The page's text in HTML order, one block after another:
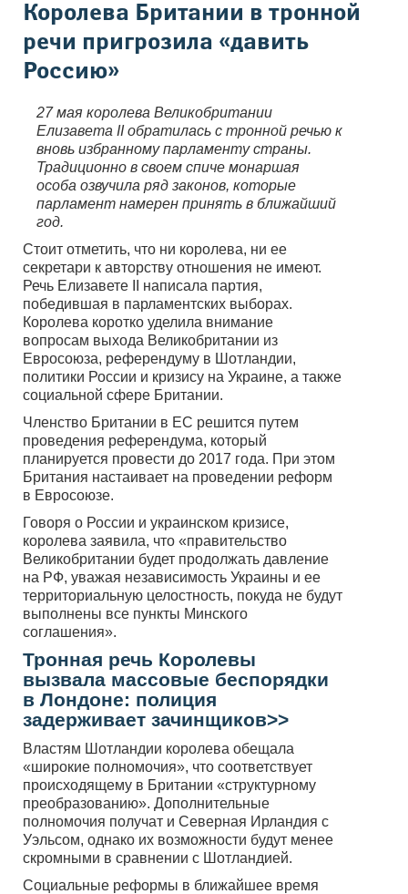
Вы здесь
Королева Британии в тронной
речи пригрозила «давить
Россию»
27 мая королева Великобритании
Елизавета II обратилась с тронной речью к
вновь избранному парламенту страны.
Традиционно в своем спиче монаршая
особа озвучила ряд законов, которые
парламент намерен принять в ближайший
год.
Стоит отметить, что ни королева, ни ее
секретари к авторству отношения не имеют.
Речь Елизавете II написала партия,
победившая в парламентских выборах.
Королева коротко уделила внимание
вопросам выхода Великобритании из
Евросоюза, референдуму в Шотландии,
политики России и кризису на Украине, а также
социальной сфере Британии.
Членство Британии в ЕС решится путем
проведения референдума, который
планируется провести до 2017 года. При этом
Британия настаивает на проведении реформ
в Евросоюзе.
Говоря о России и украинском кризисе,
королева заявила, что «правительство
Великобритании будет продолжать давление
на РФ, уважая независимость Украины и ее
территориальную целостность, покуда не будут
выполнены все пункты Минского
соглашения».
Тронная речь Королевы
вызвала массовые беспорядки
в Лондоне: полиция
задерживает зачинщиков>>
Властям Шотландии королева обещала
«широкие полномочия», что соответствует
происходящему в Британии «структурному
преобразованию». Дополнительные
полномочия получат и Северная Ирландия с
Уэльсом, однако их возможности будут менее
скромными в сравнении с Шотландией.
Социальные реформы в ближайшее время